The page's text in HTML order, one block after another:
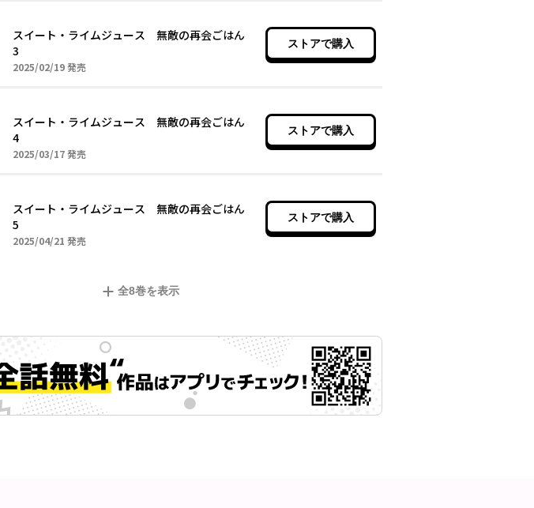
スイート・ライムジュース 無敵の再会ごはん
3
2025/02/192025年02月19日
発売
ストアで購入
スイート・ライムジュース 無敵の再会ごはん
4
2025/03/172025年03月17日
発売
ストアで購入
スイート・ライムジュース 無敵の再会ごはん
5
2025/04/21 2025年04月21日
発売
ストアで購入
全8巻を表示